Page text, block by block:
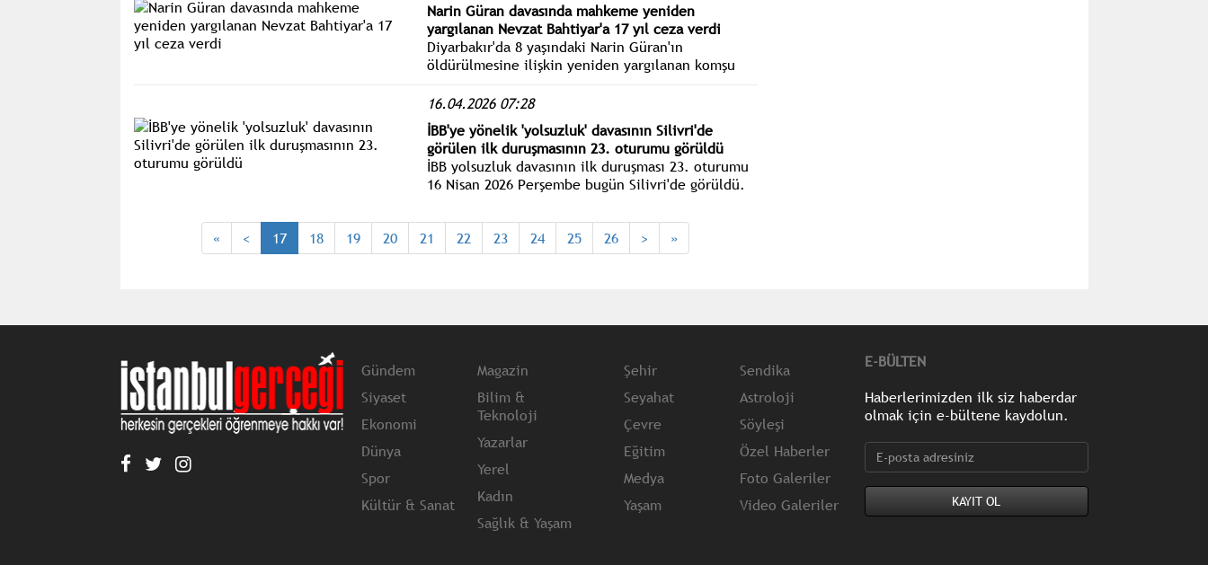
Narin Güran davasında mahkeme yeniden
yargılanan Nevzat Bahtiyar'a 17 yıl ceza verdi
Diyarbakır'da 8 yaşındaki Narin Güran'ın
öldürülmesine ilişkin yeniden yargılanan komşu
yardım" suçundan 17 yıl hapis verildi.
16.04.2026 07:28
İBB'ye yönelik 'yolsuzluk' davasının Silivri'de
görülen ilk duruşmasının 23. oturumu görüldü
İBB yolsuzluk davasının ilk duruşması 23. oturumu
16 Nisan 2026 Perşembe bugün Silivri'de görüldü.
hakim karşısında savunma yapmaya devam ediyor.
«
< 17 18 19 20 21 22 23 24 25 26 > »
Gündem
Siyaset
Ekonomi
Dünya
Spor
Kültür & Sanat
Magazin
Bilim &
Teknoloji
Yazarlar
Yerel
Kadın
Sağlık & Yaşam
Şehir
Seyahat
Çevre
Eğitim
Medya
Yaşam
Sendika
Astroloji
Söyleşi
Özel Haberler
Foto Galeriler
Video Galeriler
E-BÜLTEN
Haberlerimizden ilk siz haberdar
olmak için e-bültene kaydolun.